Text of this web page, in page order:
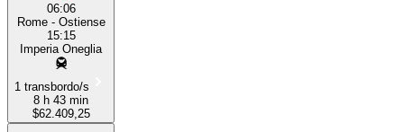
06:06
Rome - Ostiense
15:15
Imperia Oneglia
1 transbordo/s
8 h 43 min
$62.409,25